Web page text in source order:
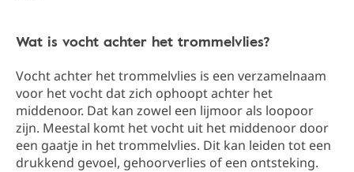
Wat is vocht achter het trommelvlies?
Vocht achter het trommelvlies is een verzamelnaam
voor het vocht dat zich ophoopt achter het
middenoor. Dat kan zowel een lijmoor als loopoor
zijn. Meestal komt het vocht uit het middenoor door
een gaatje in het trommelvlies. Dit kan leiden tot een
drukkend gevoel, gehoorverlies of een ontsteking.